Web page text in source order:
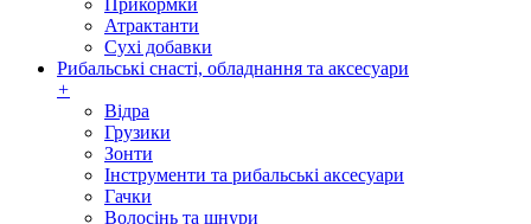
Прикормки
Атрактанти
Сухі добавки
Рибальські снасті, обладнання та аксесуари
+
Відра
Грузики
Зонти
Інструменти та рибальські аксесуари
Гачки
Волосінь та шнури